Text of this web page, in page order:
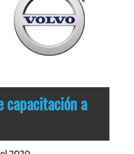
capacitación a